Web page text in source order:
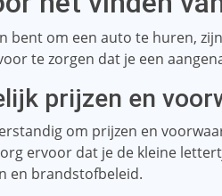
bent om een ​​auto te huren,
te zorgen dat je een
prijzen en
om prijzen en
ervoor dat je de kleine
en brandstofbeleid.